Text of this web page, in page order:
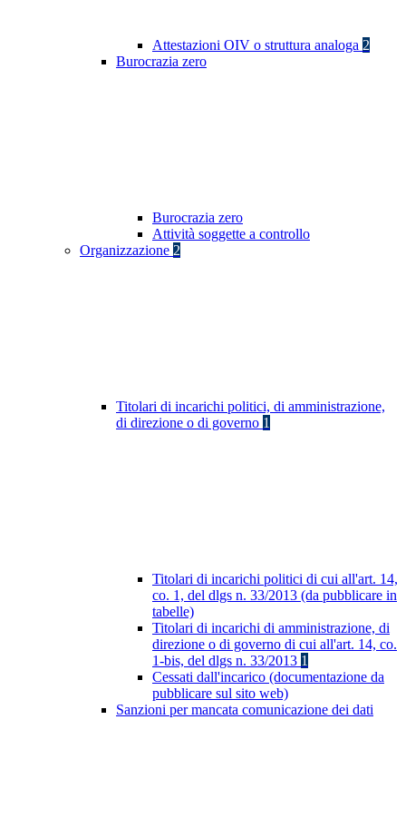
Attestazioni OIV o struttura analoga 2
Burocrazia zero
Burocrazia zero
Attività soggette a controllo
Organizzazione 2
Titolari di incarichi politici, di amministrazione,
di direzione o di governo 1
Titolari di incarichi politici di cui all'art. 14,
co. 1, del dlgs n. 33/2013 (da pubblicare in
tabelle)
Titolari di incarichi di amministrazione, di
direzione o di governo di cui all'art. 14, co.
1-bis, del dlgs n. 33/2013 1
Cessati dall'incarico (documentazione da
pubblicare sul sito web)
Sanzioni per mancata comunicazione dei dati